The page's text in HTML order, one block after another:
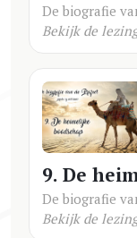
De biografie
Bekijk de
9. De
De biografie
Bekijk de